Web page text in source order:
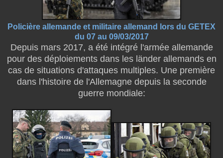
Policière allemande et militaire allemand lors du GETEX
du 07 au 09/03/2017
Depuis mars 2017, a été intégré l'armée allemande
pour des déploiements dans les länder allemands en
cas de situations d'attaques multiples. Une première
dans l'histoire de l'Allemagne depuis la seconde
guerre mondiale: